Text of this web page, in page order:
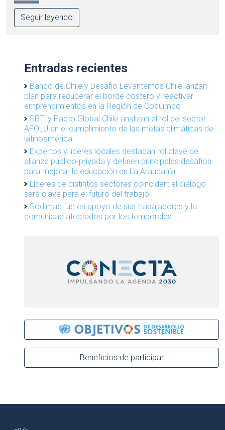
Seguir leyendo
Entradas recientes
Banco de Chile y Desafío Levantemos Chile lanzan
plan para recuperar el borde costero y reactivar
emprendimientos en la Región de Coquimbo
SBTi y Pacto Global Chile analizan el rol del sector
AFOLU en el cumplimiento de las metas climáticas de
latinoamérica
Expertos y líderes locales destacan rol clave de
alianza público-privada y definen principales desafíos
para mejorar la educación en La Araucanía
Líderes de distintos sectores coinciden: el diálogo
será clave para el futuro del trabajo
Sodimac fue en apoyo de sus trabajadores y la
comunidad afectados por los temporales
Beneficios de participar